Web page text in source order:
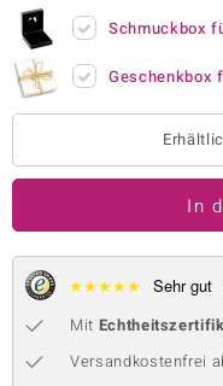
Collection
Collection
Schmuckbox
Geschenkbox
In
★★★★★ Sehr gut
Mit
Versandkostenfrei